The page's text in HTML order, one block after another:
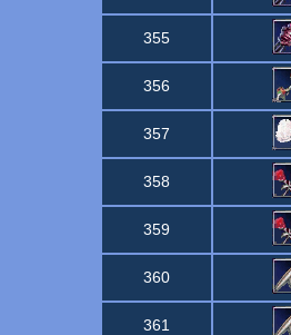
355
356
357
358
359
360
361